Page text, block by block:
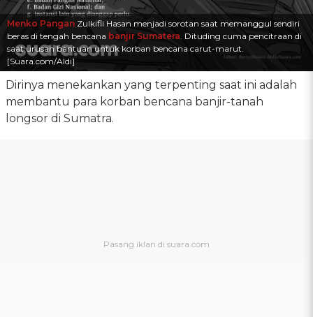
Menko Pangan Zulkifli Hasan menjadi sorotan saat memanggul sendiri
beras di tengah bencana banjir Sumatera . Dituding cuma pencitraan di
saat urusan bantuan untuk korban bencana carut-marut.
[Suara.com/Aldi]
Dirinya menekankan yang terpenting saat ini adalah
membantu para korban bencana banjir-tanah
longsor di Sumatra.